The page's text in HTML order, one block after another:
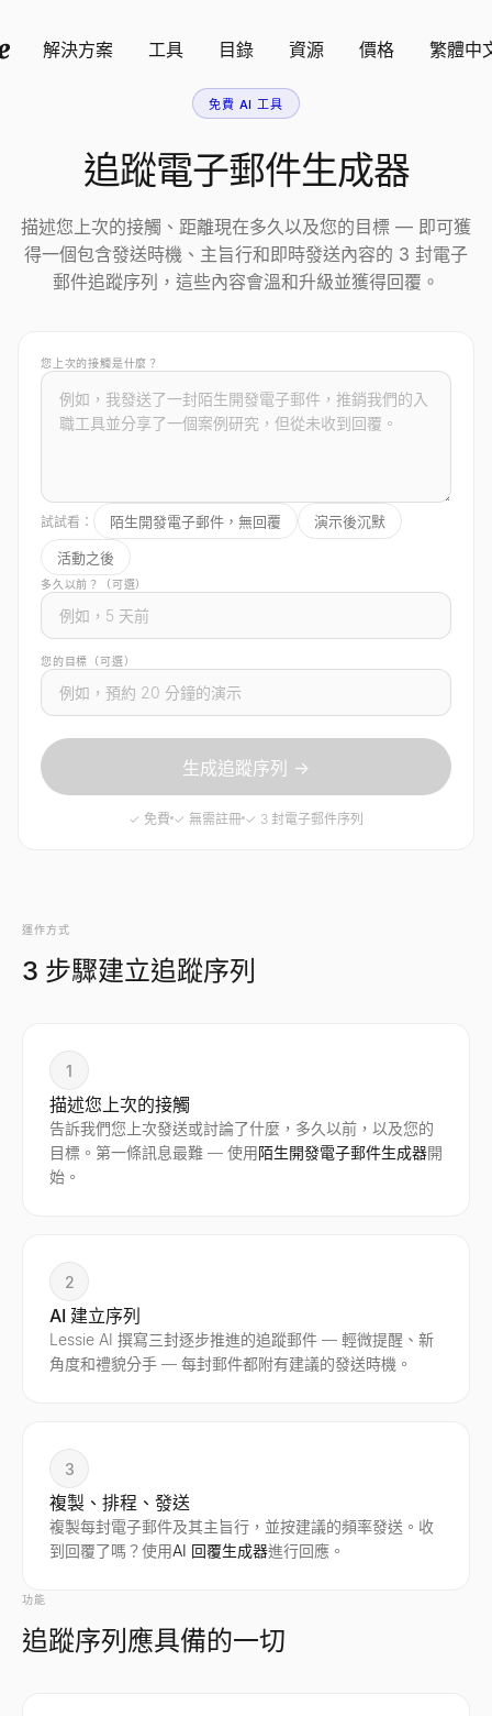
解決方案 工具 目錄 資源 價格 繁體中
免費 AI 工具
追蹤電子郵件生成器
描述您上次的接觸、距離現在多久以及您的目標 — 即可獲
得一個包含發送時機、主旨行和即時發送內容的 3 封電子
郵件追蹤序列，這些內容會溫和升級並獲得回覆。
您上次的接觸是什麼？
試試看： 陌生開發電子郵件，無回覆 演示後沉默
活動之後
多久以前？（可選）
您的目標（可選）
生成追蹤序列 →
✓ 免費 ✓ 無需註冊 ✓ 3 封電子郵件序列
運作方式
3 步驟建立追蹤序列
1
描述您上次的接觸
告訴我們您上次發送或討論了什麼，多久以前，以及您的
目標。第一條訊息最難 — 使用陌生開發電子郵件生成器開
始。
2
AI 建立序列
Lessie AI 撰寫三封逐步推進的追蹤郵件 — 輕微提醒、新
角度和禮貌分手 — 每封郵件都附有建議的發送時機。
3
複製、排程、發送
複製每封電子郵件及其主旨行，並按建議的頻率發送。收
到回覆了嗎？使用AI 回覆生成器進行回應。
功能
追蹤序列應具備的一切